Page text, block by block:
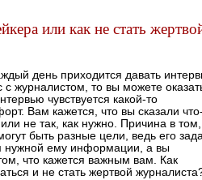
или как не стать
день приходится давать
с журналистом, то вы можете
чувствуется какой-то
Вам кажется, что вы сказали
не так, как нужно. Причина в том,
быть разные цели, ведь его
нужной ему информации, а вы
что кажется важным вам. Как
и не стать жертвой